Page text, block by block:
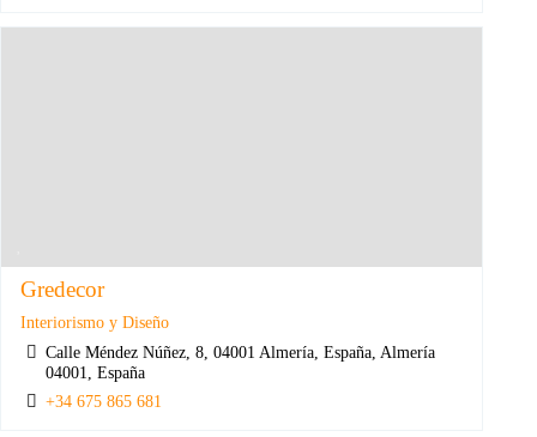
Gredecor
Interiorismo y Diseño
Calle Méndez Núñez, 8, 04001 Almería, España, Almería
04001, España
+34 675 865 681